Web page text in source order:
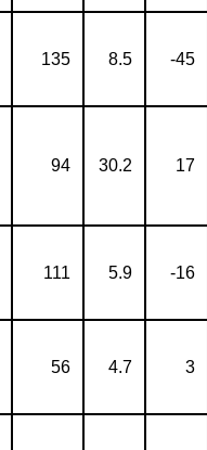
135 8.5 -45
94 30.2 17
111 5.9 -16
56 4.7 3